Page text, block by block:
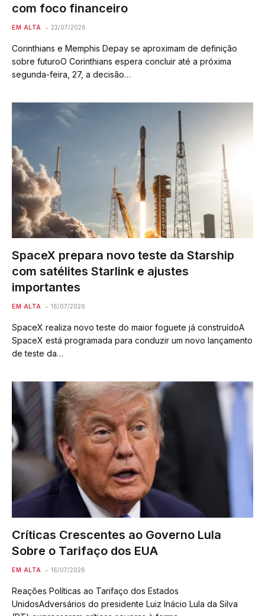
com foco financeiro
EM ALTA 23/07/2026
Corinthians e Memphis Depay se aproximam de definição
sobre futuroO Corinthians espera concluir até a próxima
segunda-feira, 27, a decisão…
SpaceX prepara novo teste da Starship
com satélites Starlink e ajustes
importantes
EM ALTA 16/07/2026
SpaceX realiza novo teste do maior foguete já construídoA
SpaceX está programada para conduzir um novo lançamento
de teste da…
Críticas Crescentes ao Governo Lula
Sobre o Tarifaço dos EUA
EM ALTA 16/07/2026
Reações Políticas ao Tarifaço dos Estados
UnidosAdversários do presidente Luiz Inácio Lula da Silva